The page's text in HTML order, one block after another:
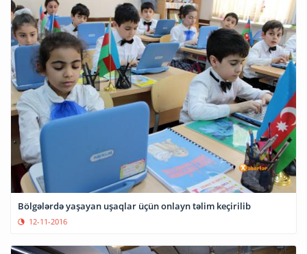
Bölgələrdə yaşayan uşaqlar üçün onlayn təlim keçirilib
12-11-2016